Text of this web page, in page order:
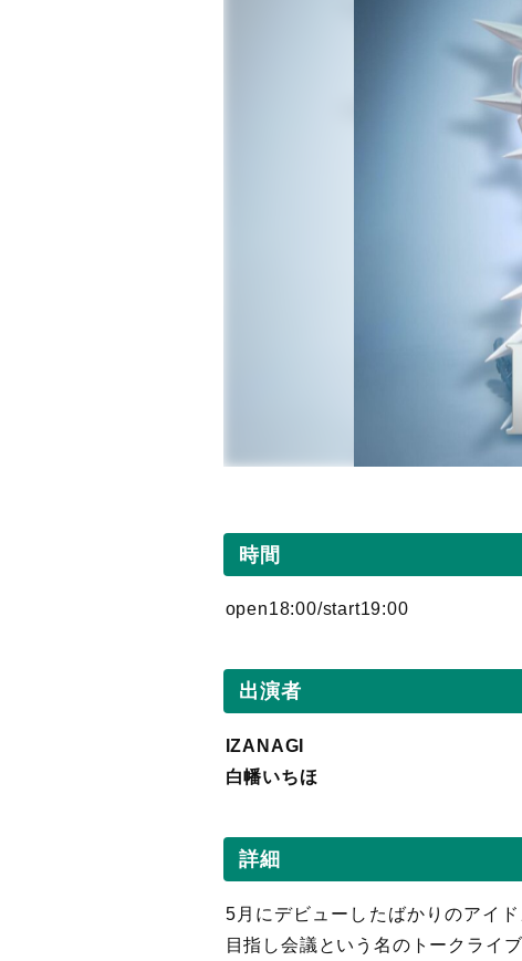
時間
open18:00/start19:00
出演者
IZANAGI
白幡いちほ
詳細
5月にデビューしたばかりのアイ
目指し会議という名のトークライブ